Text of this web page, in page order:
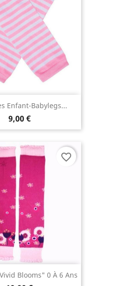
Enfant-Babylegs...
9,00 €
Blooms" 0 À 6 Ans
favorite_border